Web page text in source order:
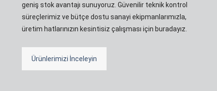
geniş stok avantajı sunuyoruz. Güvenilir teknik kontrol
süreçlerimiz ve bütçe dostu sanayi ekipmanlarımızla,
üretim hatlarınızın kesintisiz çalışması için buradayız.
Ürünlerimizi İnceleyin